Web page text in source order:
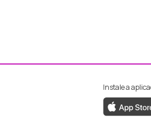
Facebook da RTP
ao Instagram da
Instale a